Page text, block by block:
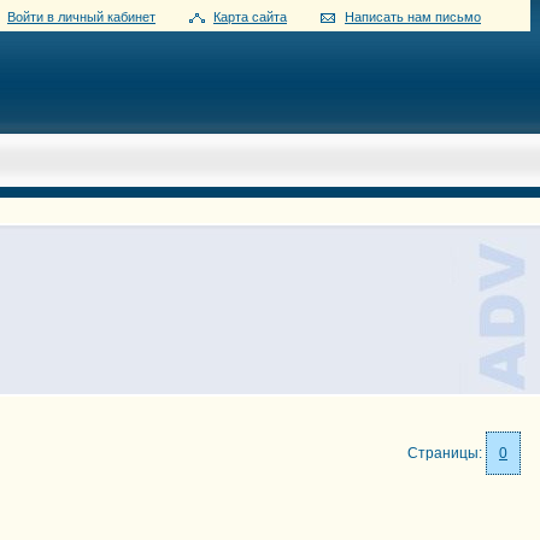
Войти в личный кабинет Карта сайта Написать нам письмо
Страницы: 0